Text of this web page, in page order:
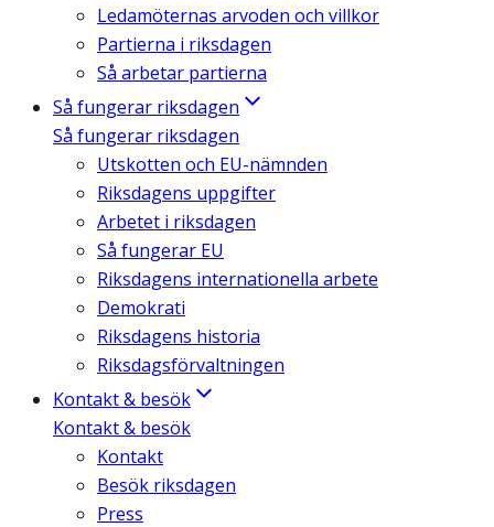
Ledamöternas arvoden och villkor
Partierna i riksdagen
Så arbetar partierna
Så fungerar riksdagen
Så fungerar riksdagen
Utskotten och EU-nämnden
Riksdagens uppgifter
Arbetet i riksdagen
Så fungerar EU
Riksdagens internationella arbete
Demokrati
Riksdagens historia
Riksdagsförvaltningen
Kontakt & besök
Kontakt & besök
Kontakt
Besök riksdagen
Press